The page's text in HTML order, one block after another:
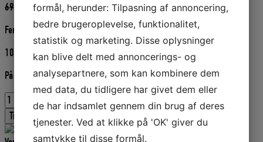
69,00 DKKDen
oprindelige
pris
var:
69,00 DKK.
58,65DKKDen
aktuelle
pris
er:
58,65 DKK.
Fenderline i flettet polyester med øje. Sort
10 mm – 2,0 meter længde – 2 stk. pr. pk
På fjernlager
POLYESTER
FENDERLINE
2
STK.
Tilføj til kurv
formål, herunder: Tilpasning af annoncering,
bedre brugeroplevelse, funktionalitet,
statistik og marketing. Disse oplysninger
kan blive delt med annoncerings- og
analysepartnere, som kan kombinere dem
med data, du tidligere har givet dem eller
de har indsamlet gennem din brug af deres
tjenester. Ved at klikke på 'OK' giver du
samtykke til disse formål.